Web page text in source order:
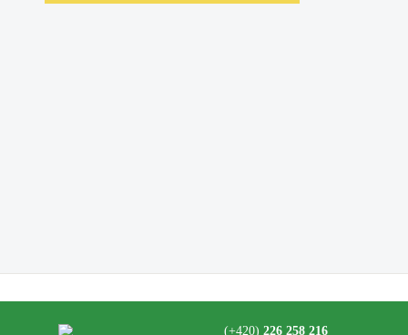
(+420) 226 258 216